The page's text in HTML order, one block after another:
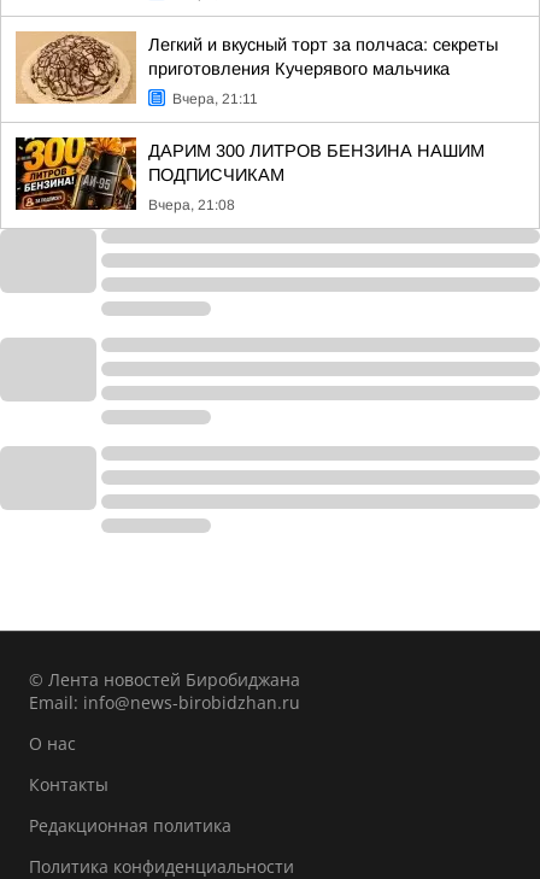
Легкий и вкусный торт за полчаса: секреты
приготовления Кучерявого мальчика
Вчера, 21:11
ДАРИМ 300 ЛИТРОВ БЕНЗИНА НАШИМ
ПОДПИСЧИКАМ
Вчера, 21:08
© Лента новостей Биробиджана
Email: info@news-birobidzhan.ru
О нас
Контакты
Редакционная политика
Политика конфиденциальности